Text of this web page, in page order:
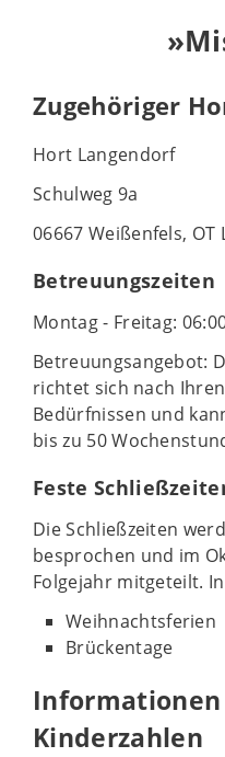
Zugehöriger
Hort Langendorf
Schulweg 9a
06667 Weißenfels,
Betreuungszeiten
Montag - Freitag:
Betreuungsangebot:
richtet sich nach
Bedürfnissen und
bis zu 50
Feste
Die Schließzeiten
besprochen und im
Folgejahr mitgeteilt.
Weihnachtsferien
Brückentage
Informationen
Kinderzahlen